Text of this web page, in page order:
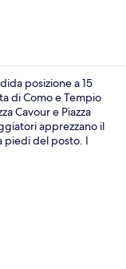
posizione a 15
di Como e Tempio
Cavour e Piazza
apprezzano il
piedi del posto. I